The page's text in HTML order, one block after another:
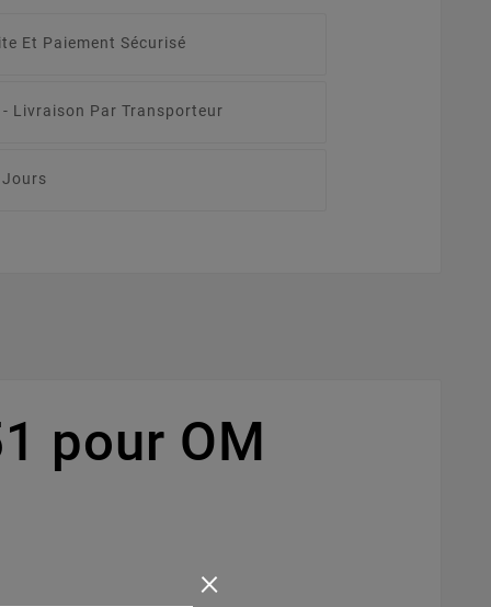
Et Paiement Sécurisé
Livraison Par Transporteur
Jours
pour OM
×